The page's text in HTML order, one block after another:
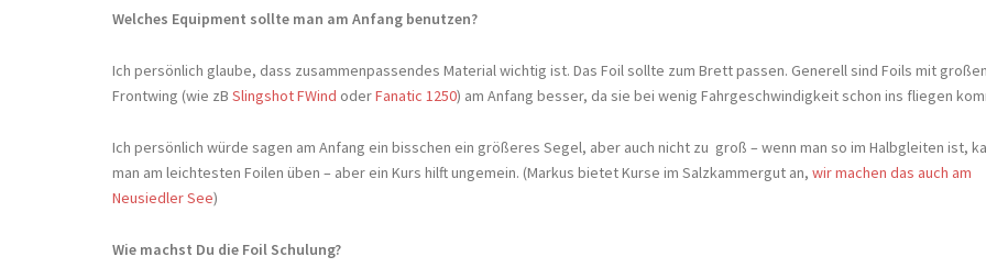
Welches Equipment sollte man am Anfang benutzen?
Ich persönlich glaube, dass zusammenpassendes Material wichtig ist. Das Foil sollte zum Brett passen. Generell sind Foils mit
Frontwing (wie zB Slingshot FWind oderFanatic 1250) am Anfang besser, da sie bei wenig Fahrgeschwindigkeit schon ins fliegen
Ich persönlich würde sagen am Anfang ein bisschen ein größeres Segel, aber auch nicht zu groß – wenn man so im Halbgleiten ist,
man am leichtesten Foilen üben – aber ein Kurs hilft ungemein. (Markus bietet Kurse im Salzkammergut an, wir machen das auch am
Neusiedler See)
Wie machst Du die Foil Schulung?